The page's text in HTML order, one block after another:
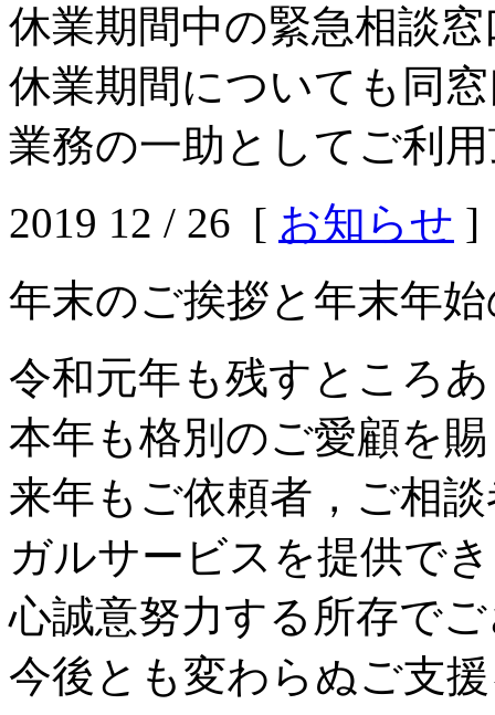
休業期間中の緊急相談
休業期間についても同
業務の一助としてご利
2019 12 / 26 [ お知らせ ]
年末のご挨拶と年末年
令和元年も残すところ
本年も格別のご愛顧を
来年もご依頼者，ご相
ガルサービスを提供で
心誠意努力する所存で
今後とも変わらぬご支